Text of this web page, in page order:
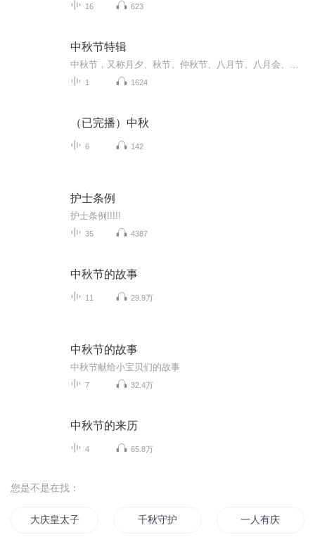
16 623
中秋节特辑
1 1624
（已完播）中秋
6 142
护士条例
护士条例!!!!!
35 4387
中秋节的故事
11 29.9万
中秋节的故事
中秋节献给小宝贝们的故事
7 32.4万
中秋节的来历
4 65.8万
您是不是在找：
大庆皇太子 千秋守护 一人有庆